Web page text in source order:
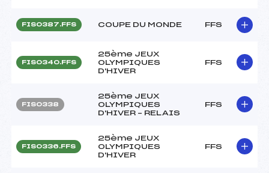
FIS0387.FFS COUPE DU MONDE FFS
FIS0340.FFS
25ème JEUX
OLYMPIQUES
D'HIVER
FFS
FIS0338
25ème JEUX
OLYMPIQUES
D'HIVER – RELAIS
FFS
FIS0336.FFS
25ème JEUX
OLYMPIQUES
D'HIVER
FFS